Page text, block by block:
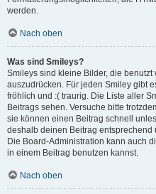
werden.
Nach oben
Was sind Smileys?
Smileys sind kleine Bilder, die benutzt
auszudrücken. Für jeden Smiley gibt
fröhlich und :( traurig. Die Liste aller
Beitrags sehen. Versuche bitte
sie können einen Beitrag schnell
deshalb deinen Beitrag
Die Board-Administration kann auch
in einem Beitrag benutzen kannst.
Nach oben